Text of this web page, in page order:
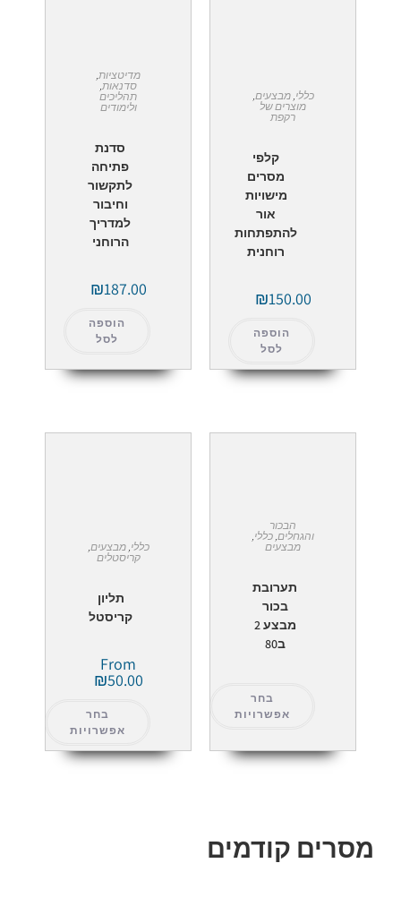
כללי,מבצעים,
מוצרים של
רקפת
קלפי
מסרים
מישויות
אור
להתפתחות
רוחנית
₪150.00
הוספה
לסל
מדיטציות
סדנאות
תהליכים
ולימודים
סדנת
פתיחה
לתקשור
וחיבור
למדריך
הרוחני
₪187.00
הוספה
לסל
הבכור
והגחלים, כללי,
מבצעים
תערובת
בכור
מבצע 2
ב80
בחר
אפשרויות
כללי,מבצעים,
קריסטלים
תליון
קריסטל
From
₪50.00
בחר
אפשרויות
מסרים קודמים